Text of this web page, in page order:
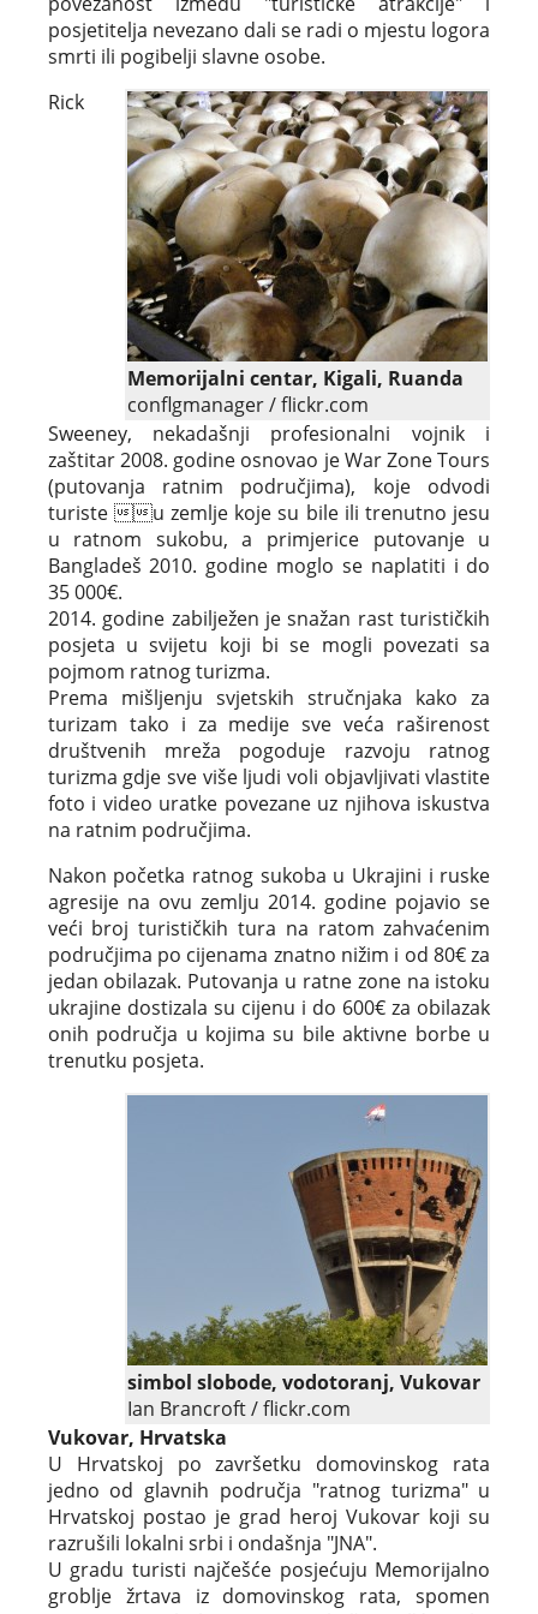
posjetitelja nevezano dali se radi o mjestu logora
smrti ili pogibelji slavne osobe.
Memorijalni centar, Kigali, Ruanda
conflgmanager / flickr.com
Rick
Sweeney, nekadašnji profesionalni vojnik i
zaštitar 2008. godine osnovao je War Zone Tours
(putovanja ratnim područjima), koje odvodi
turiste u zemlje koje su bile ili trenutno jesu
u ratnom sukobu, a primjerice putovanje u
Bangladeš 2010. godine moglo se naplatiti i do
35 000€.
2014. godine zabilježen je snažan rast turističkih
posjeta u svijetu koji bi se mogli povezati sa
pojmom ratnog turizma.
Prema mišljenju svjetskih stručnjaka kako za
turizam tako i za medije sve veća raširenost
društvenih mreža pogoduje razvoju ratnog
turizma gdje sve više ljudi voli objavljivati vlastite
foto i video uratke povezane uz njihova iskustva
na ratnim područjima.
Nakon početka ratnog sukoba u Ukrajini i ruske
agresije na ovu zemlju 2014. godine pojavio se
veći broj turističkih tura na ratom zahvaćenim
područjima po cijenama znatno nižim i od 80€ za
jedan obilazak. Putovanja u ratne zone na istoku
ukrajine dostizala su cijenu i do 600€ za obilazak
onih područja u kojima su bile aktivne borbe u
trenutku posjeta.
simbol slobode, vodotoranj, Vukovar
Ian Brancroft / flickr.com
Vukovar, Hrvatska
U Hrvatskoj po završetku domovinskog rata
jedno od glavnih područja "ratnog turizma" u
Hrvatskoj postao je grad heroj Vukovar koji su
razrušili lokalni srbi i ondašnja "JNA".
U gradu turisti najčešće posjećuju Memorijalno
groblje žrtava iz domovinskog rata, spomen